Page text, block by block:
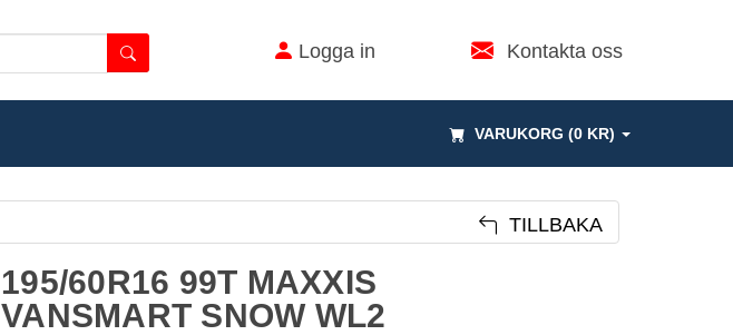
Logga in Kontakta oss
VARUKORG (0 KR)
TILLBAKA
195/60R16 99T MAXXIS
VANSMART SNOW WL2